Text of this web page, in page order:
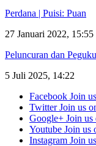
Perdana | Puisi: Puan
27 Januari 2022, 15:55
Peluncuran dan
5 Juli 2025, 14:22
Facebook Join
Twitter Join us
Google+ Join us
Youtube Join us
Instagram Join